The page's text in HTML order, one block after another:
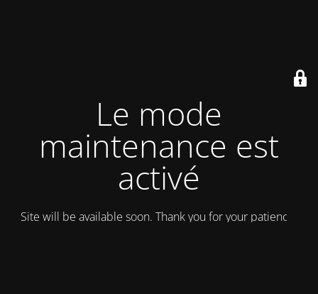
Le mode
maintenance est
activé
Site will be available soon. Thank you for your patience!